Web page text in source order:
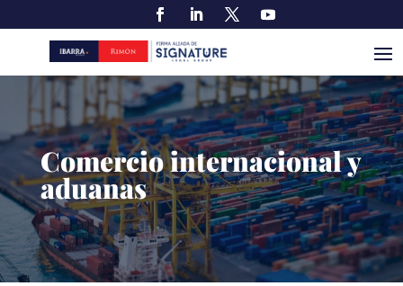
Comercio internacional y
aduanas